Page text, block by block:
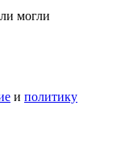
могли
и политику